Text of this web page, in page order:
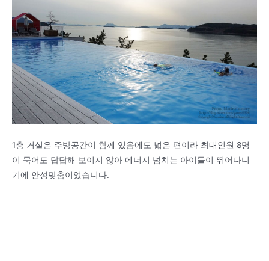
1층 거실은 주방공간이 함께 있음에도 넓은 편이라 최대인원 8명
이 묵어도 답답해 보이지 않아 에너지 넘치는 아이들이 뛰어다니
기에 안성맞춤이었습니다.